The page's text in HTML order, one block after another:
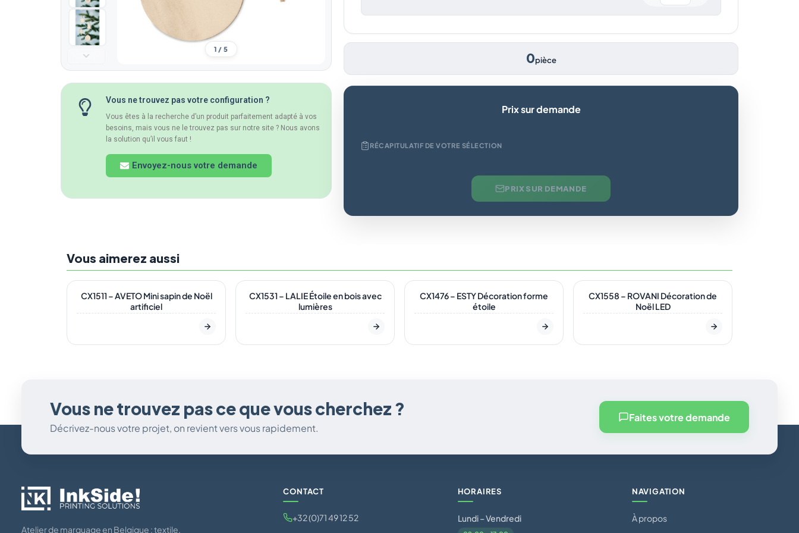
1 / 5
Vous ne trouvez pas votre configuration ?
Vous êtes à la recherche d’un produit parfaitement adapté à vos
besoins, mais vous ne le trouvez pas sur notre site ? Nous avons
la solution qu’il vous faut !
Envoyez-nous votre demande
0pièce
Prix sur demande
RÉCAPITULATIF DE VOTRE SÉLECTION
PRIX SUR DEMANDE
Vous aimerez aussi
En stock
CX1511 – AVETO Mini sapin de Noël
artificiel
En stock
CX1531 – LALIE Étoile en bois avec
lumières
En stock
CX1476 – ESTY Décoration forme
étoile
En stock
CX1558 – ROVANI Décoration de
Noël LED
Vous ne trouvez pas ce que vous cherchez ?
Décrivez-nous votre projet, on revient vers vous rapidement.
Faites votre demande
Atelier de marquage en Belgique : textile,
CONTACT
+32 (0)71 49 12 52
HORAIRES
Lundi – Vendredi
NAVIGATION
À propos